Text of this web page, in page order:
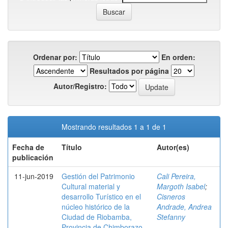
Ordenar por:
En orden:
Resultados por página
Autor/Registro:
Mostrando resultados 1 a 1 de 1
Fecha de
publicación
Título Autor(es)
11-jun-2019
Gestión del Patrimonio
Cultural material y
desarrollo Turístico en el
núcleo histórico de la
Ciudad de Riobamba,
Cali Pereira,
Margoth Isabel;
Cisneros
Andrade, Andrea
Stefanny